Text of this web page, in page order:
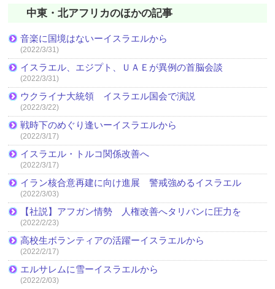
中東・北アフリカのほかの記事
音楽に国境はないーイスラエルから
(2022/3/31)
イスラエル、エジプト、ＵＡＥが異例の首脳会談
(2022/3/31)
ウクライナ大統領 イスラエル国会で演説
(2022/3/22)
戦時下のめぐり逢いーイスラエルから
(2022/3/17)
イスラエル・トルコ関係改善へ
(2022/3/17)
イラン核合意再建に向け進展 警戒強めるイスラエル
(2022/3/03)
【社説】アフガン情勢 人権改善へタリバンに圧力を
(2022/2/23)
高校生ボランティアの活躍ーイスラエルから
(2022/2/17)
エルサレムに雪ーイスラエルから
(2022/2/03)